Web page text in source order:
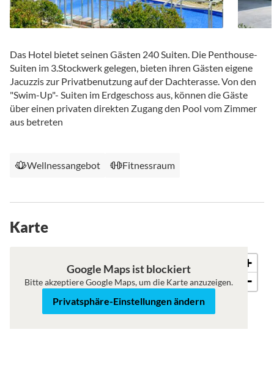
Das Hotel bietet seinen Gästen 240 Suiten. Die Penthouse-
Suiten im 3.Stockwerk gelegen, bieten ihren Gästen eigene
Jacuzzis zur Privatbenutzung auf der Dachterasse. Von den
"Swim-Up"- Suiten im Erdgeschoss aus, können die Gäste
über einen privaten direkten Zugang den Pool vom Zimmer
aus betreten
Wellnessangebot Fitnessraum
Karte
Satellit
+
−
Google Maps ist blockiert
Bitte akzeptiere Google Maps, um die Karte anzuzeigen.
Privatsphäre-Einstellungen ändern